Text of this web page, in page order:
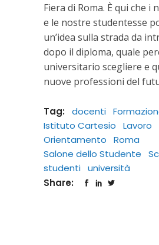
Fiera di Roma. È qui che i
e le nostre studentesse
un’idea sulla strada da
dopo il diploma, quale
universitario scegliere e
nuove professioni del
Tag: docenti
Istituto Cartesio
Lavoro
Orientamento
Roma
Salone dello Studente
studenti università
Share: